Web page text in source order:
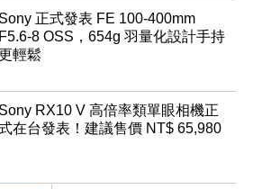
Sony 正式發表 FE 100-400mm
F5.6-8 OSS，654g 羽量化設計手持
輕鬆
Sony RX10 V 高倍率類單眼相機正
在台發表！建議售價 NT$ 65,980